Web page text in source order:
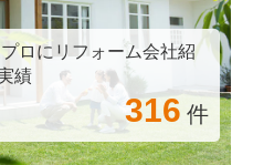
ロにリフォーム会社紹
績
316 件